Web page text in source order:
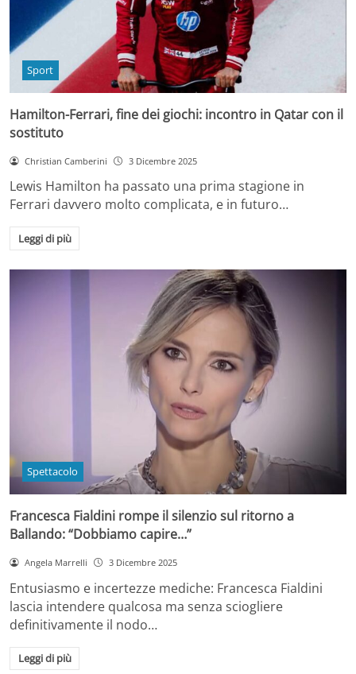
Sport
Hamilton-Ferrari, fine dei giochi: incontro in Qatar con il
sostituto
Christian Camberini 3 Dicembre 2025
Lewis Hamilton ha passato una prima stagione in
Ferrari davvero molto complicata, e in futuro…
Leggi di più
Spettacolo
Francesca Fialdini rompe il silenzio sul ritorno a
Ballando: “Dobbiamo capire…”
Angela Marrelli 3 Dicembre 2025
Entusiasmo e incertezze mediche: Francesca Fialdini
lascia intendere qualcosa ma senza sciogliere
definitivamente il nodo…
Leggi di più